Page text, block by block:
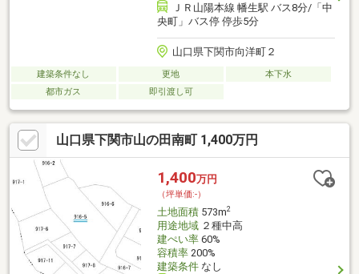
ＪＲ山陽本線 幡生駅 バス8分/「中
央町」バス停 停歩5分
山口県下関市向洋町２
建築条件なし 更地
本下水
都市ガス
即引渡し可
山口県下関市山の田南町 1,400万円
1,400万円
（坪単価:-）
土地面積573m2
用途地域２種中高
建ぺい率60%
容積率200%
建築条件なし